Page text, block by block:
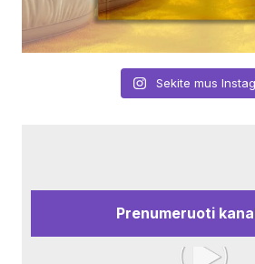
Sekite mus
Prenumeruoti